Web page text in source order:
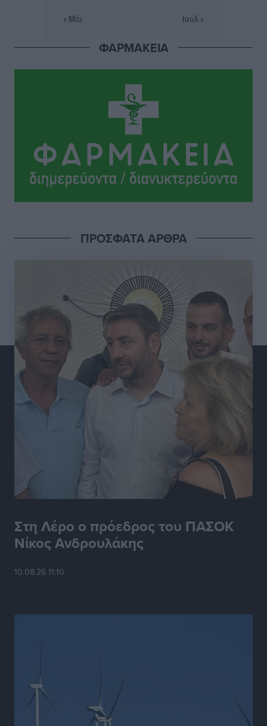
« Μάι Ιούλ »
ΦΑΡΜΑΚΕΙΑ
ΠΡΟΣΦΑΤΑ ΑΡΘΡΑ
Στη Λέρο ο πρόεδρος του ΠΑΣΟΚ
Νίκος Ανδρουλάκης
10.08.26 11:10